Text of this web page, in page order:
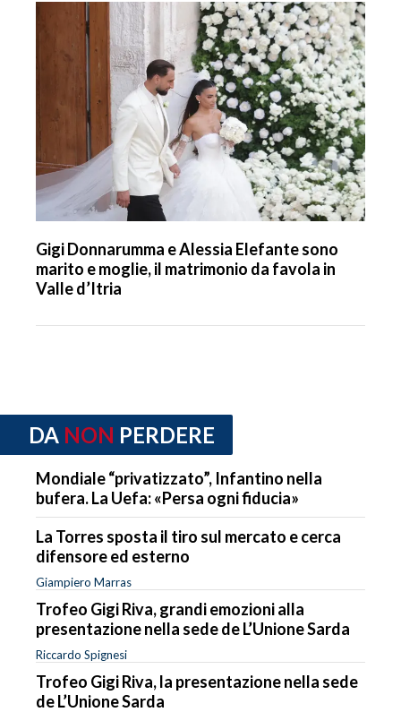
Gigi Donnarumma e Alessia Elefante sono
marito e moglie, il matrimonio da favola in
Valle d’Itria
DA NON PERDERE
Mondiale “privatizzato”, Infantino nella
bufera. La Uefa: «Persa ogni fiducia»
La Torres sposta il tiro sul mercato e cerca
difensore ed esterno
Giampiero Marras
Trofeo Gigi Riva, grandi emozioni alla
presentazione nella sede de L’Unione Sarda
Riccardo Spignesi
Trofeo Gigi Riva, la presentazione nella sede
de L’Unione Sarda